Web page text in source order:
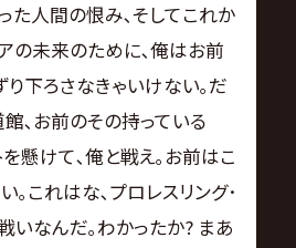
た人間の恨み､そしてこれか
の未来のために､俺はお前
り下ろさなきゃいけない｡だ
､お前のその持っている
懸けて､俺と戦え｡お前はこ
｡これはな､プロレスリング･
いなんだ｡わかったか? まあ